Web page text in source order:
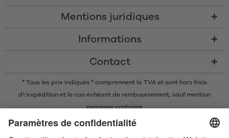
Mentions juridiques
Informations
Contact
* Tous les prix indiqués * comprennent la TVA et sont hors frais
d\'expédition et le cas échéant de remboursement, sauf mention
expresse contraire
* La marque nominative et les logos Bluetooth® sont des marques